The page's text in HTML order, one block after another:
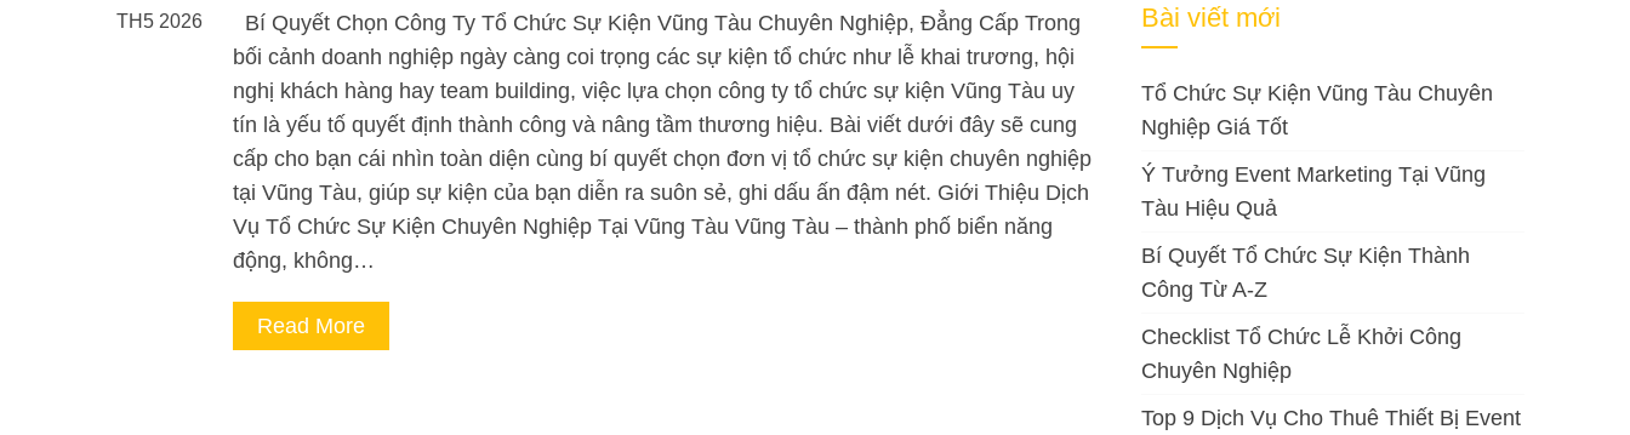
TH5 2026
Bí Quyết Chọn Công Ty Tổ Chức Sự Kiện Vũng Tàu Chuyên Nghiệp, Đẳng Cấp Trong
bối cảnh doanh nghiệp ngày càng coi trọng các sự kiện tổ chức như lễ khai trương, hội
nghị khách hàng hay team building, việc lựa chọn công ty tổ chức sự kiện Vũng Tàu uy
tín là yếu tố quyết định thành công và nâng tầm thương hiệu. Bài viết dưới đây sẽ cung
cấp cho bạn cái nhìn toàn diện cùng bí quyết chọn đơn vị tổ chức sự kiện chuyên nghiệp
tại Vũng Tàu, giúp sự kiện của bạn diễn ra suôn sẻ, ghi dấu ấn đậm nét. Giới Thiệu Dịch
Vụ Tổ Chức Sự Kiện Chuyên Nghiệp Tại Vũng Tàu Vũng Tàu – thành phố biển năng
động, không…
Read More
Bài viết mới
Tổ Chức Sự Kiện Vũng Tàu Chuyên
Nghiệp Giá Tốt
Ý Tưởng Event Marketing Tại Vũng
Tàu Hiệu Quả
Bí Quyết Tổ Chức Sự Kiện Thành
Công Từ A-Z
Checklist Tổ Chức Lễ Khởi Công
Chuyên Nghiệp
Top 9 Dịch Vụ Cho Thuê Thiết Bị Event